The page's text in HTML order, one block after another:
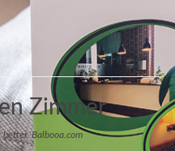
Zimmer
Balbooa.com